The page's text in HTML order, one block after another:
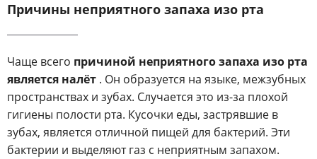
Причины неприятного запаха изо рта
Чаще всего причиной неприятного запаха изо рта
является налёт . Он образуется на языке, межзубных
пространствах и зубах. Случается это из-за плохой
гигиены полости рта. Кусочки еды, застрявшие в
зубах, является отличной пищей для бактерий. Эти
бактерии и выделяют газ с неприятным запахом.